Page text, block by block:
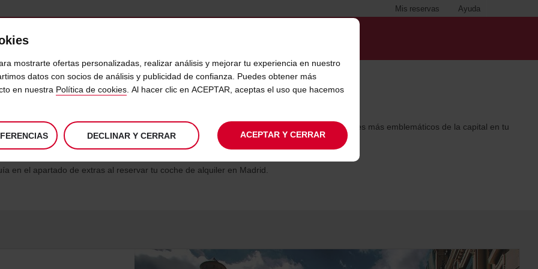
Ayuda
Mis reservas
audioguía
audioguía. De forma segura y cómoda podrás elegir entre varias rutas y recorrer los lugares más emblemáticos de la capital en tu
en el apartado de extras al reservar tu coche de alquiler en Madrid.
mostrarte ofertas personalizadas, realizar análisis y mejorar tu experiencia en nuestro
datos con socios de análisis y publicidad de confianza. Puedes obtener más
en nuestra Política de cookies. Al hacer clic en ACEPTAR, aceptas el uso que hacemos
DECLINAR Y CERRAR ACEPTAR Y CERRAR